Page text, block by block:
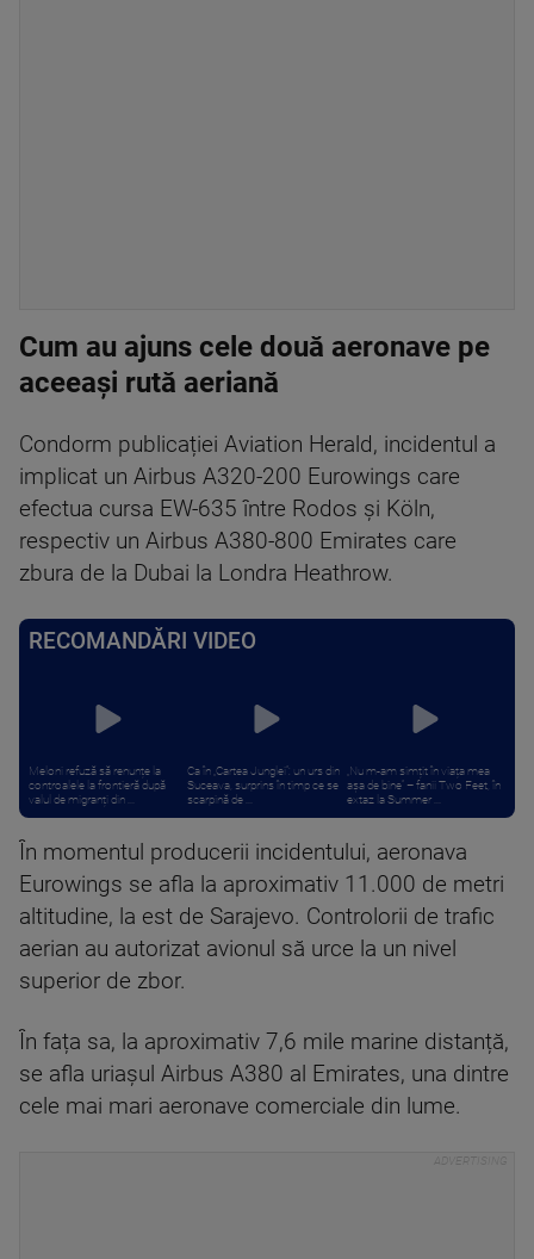
Cum au ajuns cele două aeronave pe
aceeași rută aeriană
Condorm publicației Aviation Herald, incidentul a
implicat un Airbus A320-200 Eurowings care
efectua cursa EW-635 între Rodos și Köln,
respectiv un Airbus A380-800 Emirates care
zbura de la Dubai la Londra Heathrow.
RECOMANDĂRI VIDEO
Meloni refuză să renunțe la
controalele la frontieră după
valul de migranți din ...
Ca în „Cartea Junglei”: un urs din
Suceava, surprins în timp ce se
scarpină de ...
„Nu m-am simțit în viața mea
așa de bine” – fanii Two Feet, în
extaz la Summer ...
În momentul producerii incidentului, aeronava
Eurowings se afla la aproximativ 11.000 de metri
altitudine, la est de Sarajevo. Controlorii de trafic
aerian au autorizat avionul să urce la un nivel
superior de zbor.
În fața sa, la aproximativ 7,6 mile marine distanță,
se afla uriașul Airbus A380 al Emirates, una dintre
cele mai mari aeronave comerciale din lume.